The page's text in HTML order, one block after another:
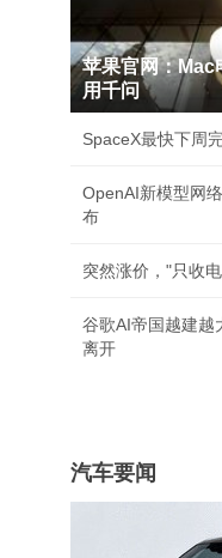
苹果官网：Mac
用千问
SpaceX最快下周
OpenAI新模型网
布
突然涨价，"只收
谷歌AI帝国越建越
离开
汽车要闻